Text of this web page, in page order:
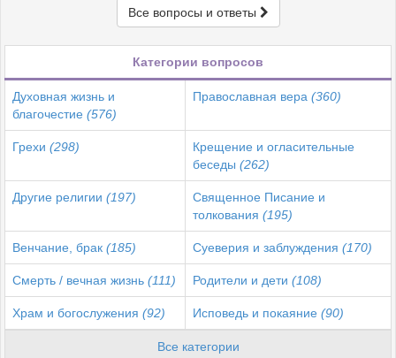
Все вопросы и ответы
Категории вопросов
Духовная жизнь и
благочестие (576)
Православная вера (360)
Грехи (298)
Крещение и огласительные
беседы (262)
Другие религии (197)
Священное Писание и
толкования (195)
Венчание, брак (185) Суеверия и заблуждения (170)
Смерть / вечная жизнь (111) Родители и дети (108)
Храм и богослужения (92) Исповедь и покаяние (90)
Все категории